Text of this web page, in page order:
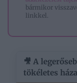
bármikor
linkkel.
🎥 A
tökéletes